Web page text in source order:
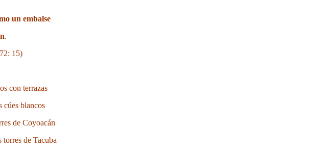
un embalse
.
15)
con terrazas
cúes blancos
de Coyoacán
de Tacuba